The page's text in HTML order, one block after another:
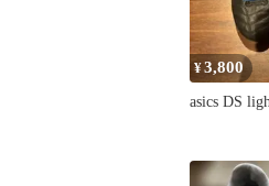
¥3,800
asics DS